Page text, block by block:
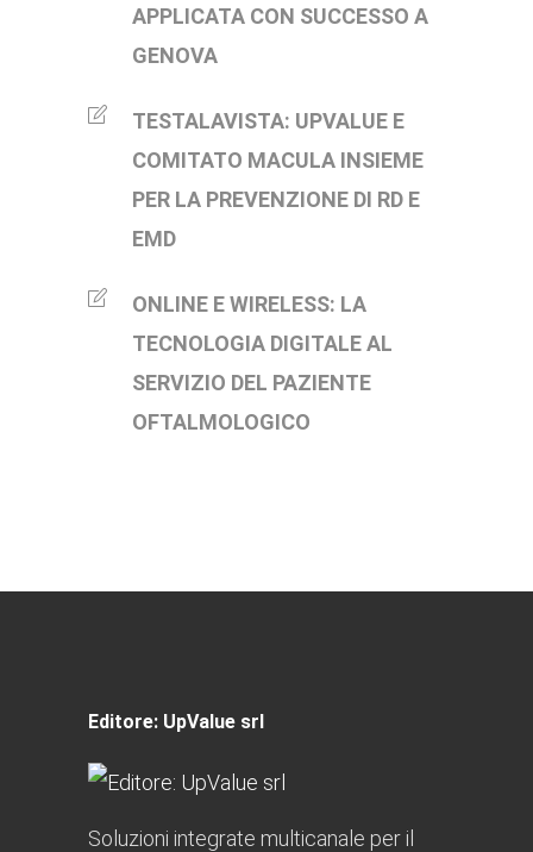
APPLICATA CON SUCCESSO A
GENOVA
TESTALAVISTA: UPVALUE E
COMITATO MACULA INSIEME
PER LA PREVENZIONE DI RD E
EMD
ONLINE E WIRELESS: LA
TECNOLOGIA DIGITALE AL
SERVIZIO DEL PAZIENTE
OFTALMOLOGICO
Editore: UpValue srl
Soluzioni integrate multicanale per il